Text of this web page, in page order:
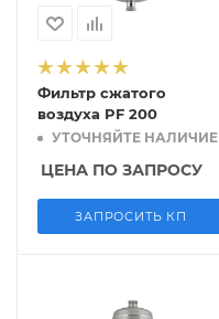
Фильтр сжатого
воздуха PF 200
УТОЧНЯЙТЕ НАЛИЧИЕ
ЦЕНА ПО ЗАПРОСУ
ЗАПРОСИТЬ КП